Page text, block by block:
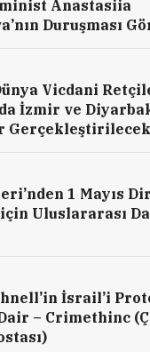
Anastasiia
Duruşması
Vicdani
İzmir ve
Gerçekleştirilecek
1 Mayıs
Uluslararası
İsrail’i
– Crimethinc